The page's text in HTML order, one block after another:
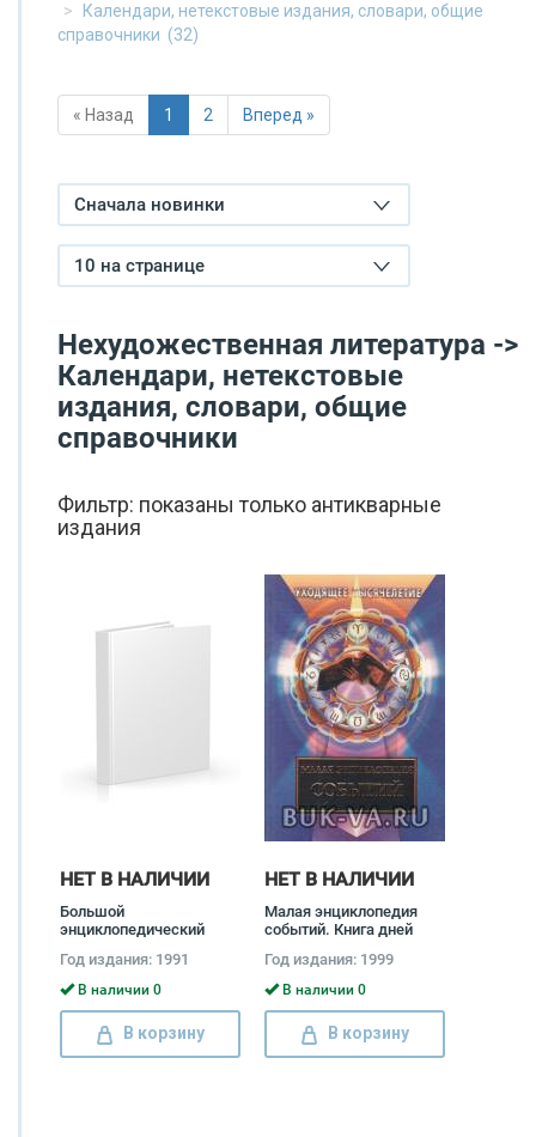
Календари, нетекстовые издания, словари, общие
справочники (32)
« Назад 1 2 Вперед »
Сначала новинки
10 на странице
Нехудожественная литература ->
Календари, нетекстовые
издания, словари, общие
справочники
Фильтр: показаны только антикварные
издания
НЕТ В НАЛИЧИИ
Большой
энциклопедический
книг)
Год издания: 1991
В наличии 0
В корзину
НЕТ В НАЛИЧИИ
Малая энциклопедия
событий. Книга дней
Год издания: 1999
В наличии 0
В корзину